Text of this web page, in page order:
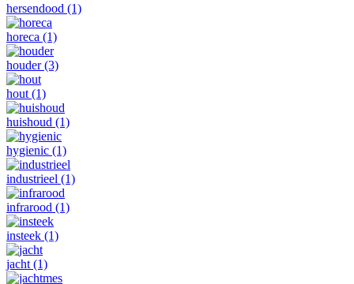
hersendood (1)
horeca (1)
houder(3)
hout (1)
huishoud (1)
hygienic (1)
industrieel (1)
infrarood (1)
insteek (1)
jacht (1)